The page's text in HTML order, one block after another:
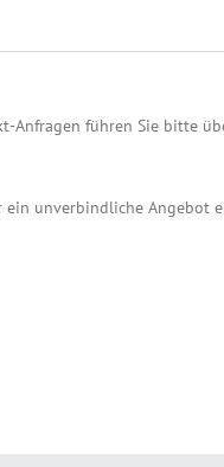
Anfragen führen Sie bitte
ein unverbindliche Angebot